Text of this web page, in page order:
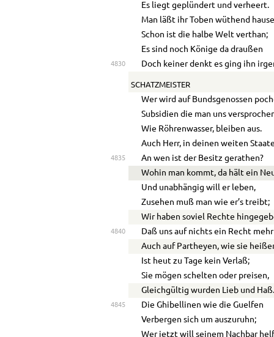
Es liegt geplündert und verheert.
Man läßt ihr Toben wüthend
Schon ist die halbe Welt verthan;
Es sind noch Könige da draußen
4830 Doch keiner denkt es ging ihn
SCHATZMEISTER
Wer wird auf Bundsgenossen
Subsidien die man uns
Wie Röhrenwasser, bleiben aus.
Auch Herr, in deinen weiten
4835
An wen ist der Besitz gerathen?
Wohin man kommt, da hält ein
Und unabhängig will er leben,
Zusehen muß man wie er’s treibt;
Wir haben soviel Rechte
4840
Daß uns auf nichts ein Recht
Auch auf Partheyen, wie sie
Ist heut zu Tage kein Verlaß;
Sie mögen schelten oder preisen,
Gleichgültig wurden Lieb und
4845
Die Ghibellinen wie die Guelfen
Verbergen sich um auszuruhn;
Wer jetzt will seinem Nachbar